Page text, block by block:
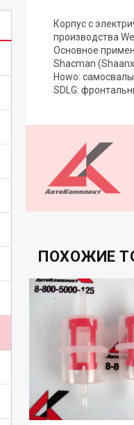
Корпус с
производства
Основное
Shacman
Howo:
SDLG:
ПОХОЖИЕ